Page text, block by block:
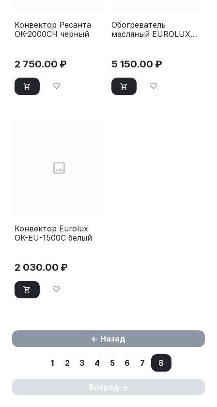
Конвектор Ресанта
ОК-2000СЧ черный
2 750.00 ₽
Обогреватель
масляный EUROLUX
5 150.00 ₽
Конвектор Eurolux
ОК-EU-1500C белый
2 030.00 ₽
Назад
1 2 3 4 5 6 7 8
Вперед